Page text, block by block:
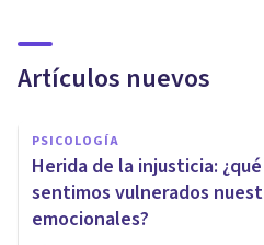
Artículos nuevos
PSICOLOGÍA
Herida de la injusticia:
sentimos vulnerados
emocionales?